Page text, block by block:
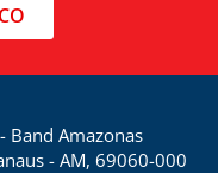
Band Amazonas
- AM, 69060-000